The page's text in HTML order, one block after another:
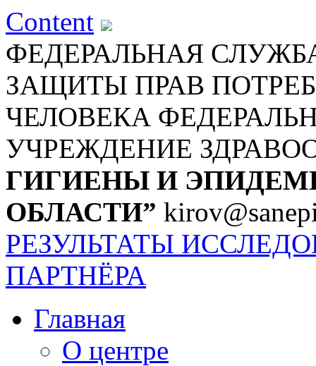
Content
ФЕДЕРАЛЬНАЯ
ЗАЩИТЫ ПРАВ
ЧЕЛОВЕКА
УЧРЕЖДЕНИЕ
ГИГИЕНЫ И
ОБЛАСТИ”
РЕЗУЛЬТАТЫ
ПАРТНЁРА
Главная
О центре